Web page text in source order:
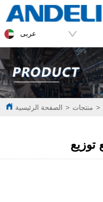
عربى
الصفحة الرئيسية > منتجات >